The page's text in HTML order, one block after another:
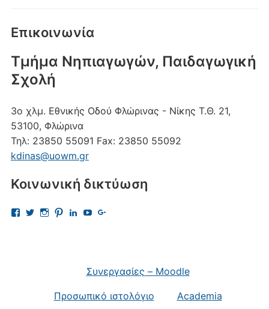
Επικοινωνία
Τμήμα Νηπιαγωγών, Παιδαγωγική
Σχολή
3ο χλμ. Εθνικής Οδού Φλώρινας - Νίκης Τ.Θ. 21,
53100, Φλώρινα
Τηλ: 23850 55091 Fax: 23850 55092
kdinas@uowm.gr
Κοινωνική δικτύωση
Προβολή
Προβολή
Προβολή
Προβολή
Προβολή
trk=nav_responsive_tab_profile
στο
Προβολή
Συνεργασίες – Moodle
Προσωπικό ιστολόγιο Academia